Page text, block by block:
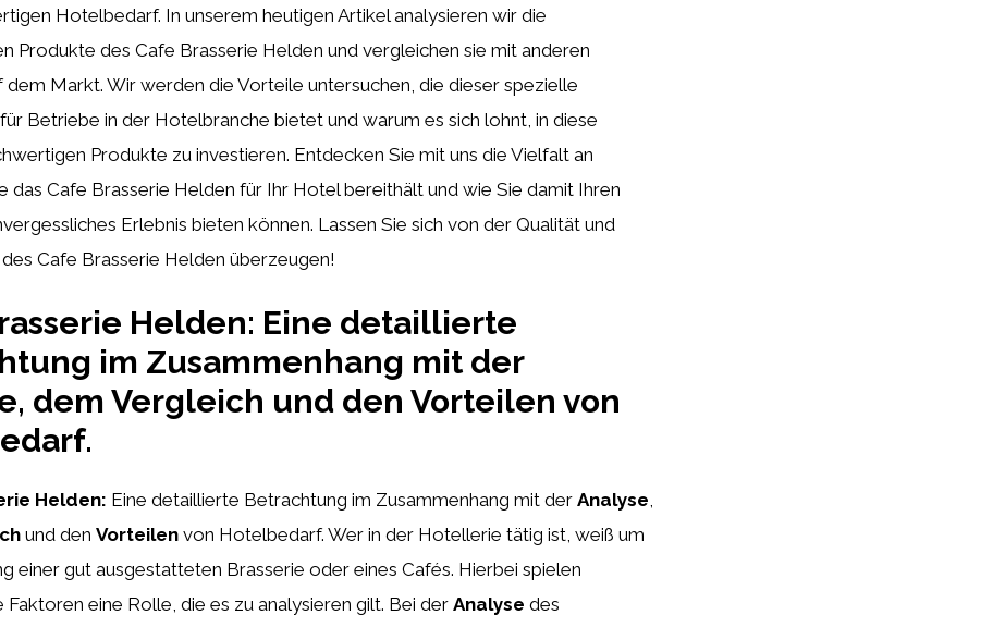
Hotelbedarf. In unserem heutigen Artikel analysieren wir die
Produkte des Cafe Brasserie Helden und vergleichen sie mit anderen
dem Markt. Wir werden die Vorteile untersuchen, die dieser spezielle
Betriebe in der Hotelbranche bietet und warum es sich lohnt, in diese
Produkte zu investieren. Entdecken Sie mit uns die Vielfalt an
das Cafe Brasserie Helden für Ihr Hotel bereithält und wie Sie damit Ihren
Erlebnis bieten können. Lassen Sie sich von der Qualität und
Cafe Brasserie Helden überzeugen!
Helden: Eine detaillierte
im Zusammenhang mit der
dem Vergleich und den Vorteilen von
Helden: Eine detaillierte Betrachtung im Zusammenhang mit der Analyse,
und den Vorteilen von Hotelbedarf. Wer in der Hotellerie tätig ist, weiß um
einer gut ausgestatteten Brasserie oder eines Cafés. Hierbei spielen
Faktoren eine Rolle, die es zu analysieren gilt. Bei der Analyse des